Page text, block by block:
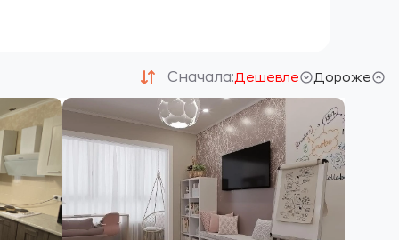
Сначала:Дешевле Дороже